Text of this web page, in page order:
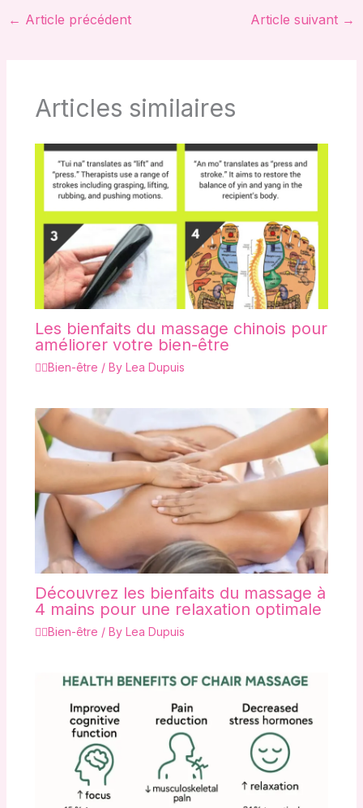
← Article précédent Article suivant →
Articles similaires
Les bienfaits du massage chinois pour
améliorer votre bien-être
🧘‍♀️Bien-être / By Lea Dupuis
Découvrez les bienfaits du massage à
4 mains pour une relaxation optimale
🧘‍♀️Bien-être / By Lea Dupuis